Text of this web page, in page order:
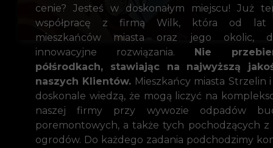
cenie? Jesteś w doskonałym miejscu! Już
współpracę z firmą Wilk, która od lat
mieszkańców miasta oraz jego okolic,
innowacyjne rozwiązania. Nie
półśrodkach, stawiając na najwyższą
naszych Klientów. Mieszkańcy miasta Strzelin
doskonale wiedzą, że mogą liczyć na
naszej firmy przy wywozie odpadów
poremontowych, a także tych pochodzących z
ogrodów. Do każdego zadania podchodzimy